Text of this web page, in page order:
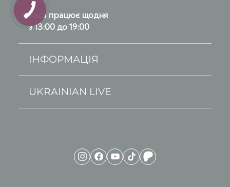
Каса працює щодня
з 13:00 до 19:00
ІНФОРМАЦІЯ
UKRAINIAN LIVE